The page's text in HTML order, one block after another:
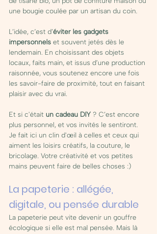
une bougie coulée par un artisan du coin.
L’idée, c’est d’éviter les gadgets
impersonnels et souvent jetés dès le
lendemain. En choisissant des objets
locaux, faits main, et issus d’une production
raisonnée, vous soutenez encore une fois
les savoir-faire de proximité, tout en faisant
plaisir avec du vrai.
Et si c'était un cadeau DIY ? C’est encore
plus personnel, et vos invités le sentiront.
Je fait ici un clin d'œil à celles et ceux qui
aiment les loisirs créatifs, la couture, le
bricolage. Votre créativité et vos petites
mains peuvent faire de belles choses :)
La papeterie : allégée,
digitale, ou pensée durable
La papeterie peut vite devenir un gouffre
écologique si elle est mal pensée. Mais là